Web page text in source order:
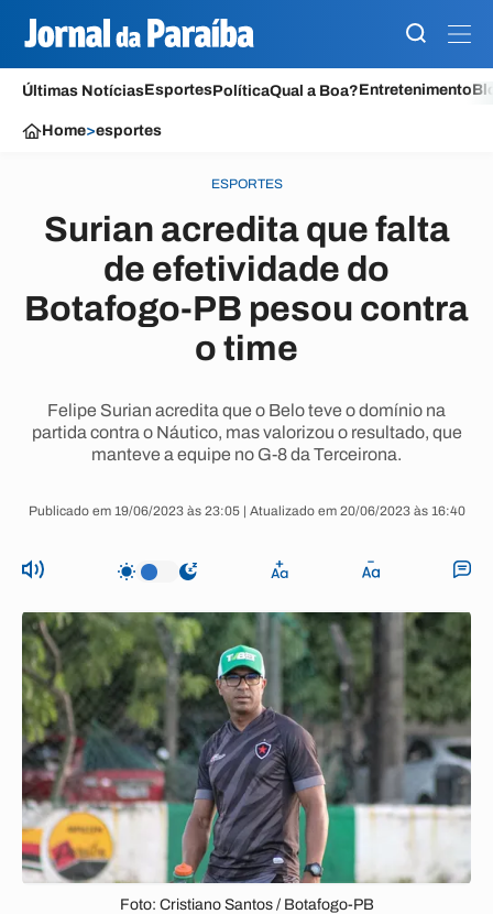
Últimas NotíciasEsportesPolíticaQual a Boa?Entretenimento
Home>esportes
ESPORTES
Surian acredita que falta
de efetividade do
Botafogo-PB pesou contra
o time
Felipe Surian acredita que o Belo teve o domínio na
partida contra o Náutico, mas valorizou o resultado, que
manteve a equipe no G-8 da Terceirona.
Publicado em 19/06/2023 às 23:05 | Atualizado em 20/06/2023 às 16:40
Foto: Cristiano Santos / Botafogo-PB